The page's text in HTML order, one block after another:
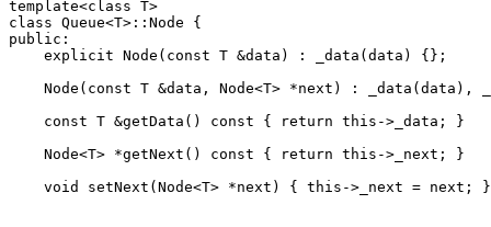
template<class T>
class Queue<T>::Node {
public:
    explicit Node(const T &data) : _data(data) {};
Node(const T &data, Node<T> *next) : _data(data),
    const T &getData() const { return this->_data; }
    Node<T> *getNext() const { return this->_next; }
    void setNext(Node<T> *next) { this->_next = next; }